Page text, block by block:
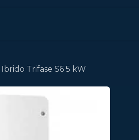
Trifase S6 5 kW